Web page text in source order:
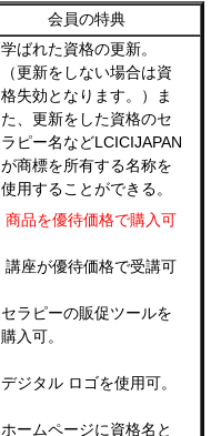
会員の特典
学ばれた資格の更新。
（更新をしない場合は資
格失効となります。）ま
た、更新をした資格のセ
ラピー名などLCICIJAPAN
が商標を所有する名称を
使用することができる。
商品を優待価格で購入可
講座が優待価格で受講可
セラピーの販促ツールを
購入可。
デジタル ロゴを使用可。
ホームページに資格名と